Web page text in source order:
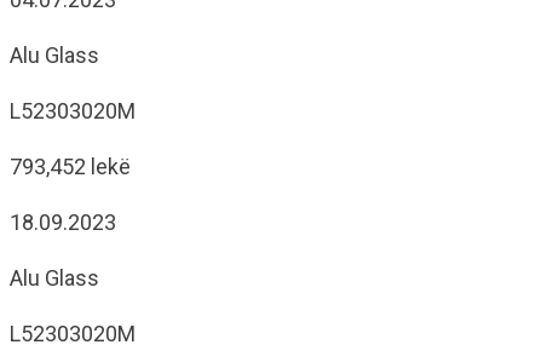
Alu Glass
L52303020M
793,452 lekë
18.09.2023
Alu Glass
L52303020M